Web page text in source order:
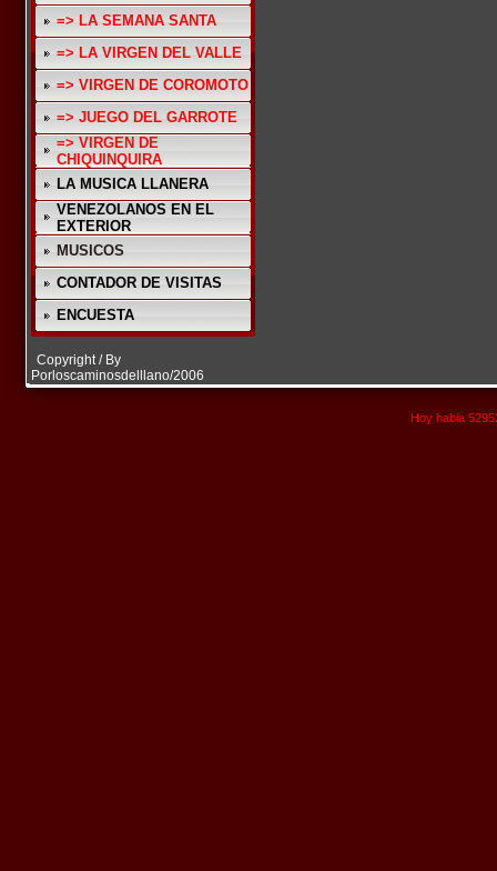
=> LA SEMANA SANTA
=> LA VIRGEN DEL VALLE
=> VIRGEN DE COROMOTO
=> JUEGO DEL GARROTE
=> VIRGEN DE
CHIQUINQUIRA
LA MUSICA LLANERA
VENEZOLANOS EN EL
EXTERIOR
MUSICOS
CONTADOR DE VISITAS
ENCUESTA
Copyright / By
Porloscaminosdelllano/2006
Hoy habia